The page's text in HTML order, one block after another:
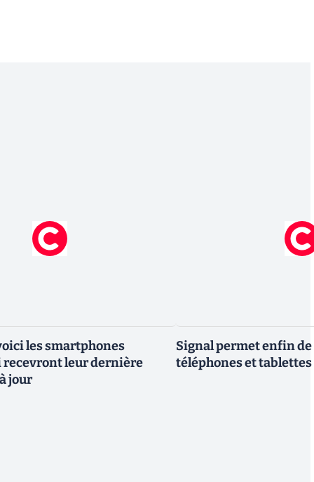
les smartphones
recevront leur dernière
jour
Signal permet enfin
téléphones et tablettes